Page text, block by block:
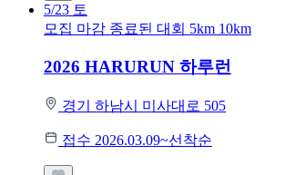
5/23 토
모집 마감 종료된 대회 5km 10km
2026 HARURUN 하루런
경기 하남시 미사대로 505
접수 2026.03.09~선착순